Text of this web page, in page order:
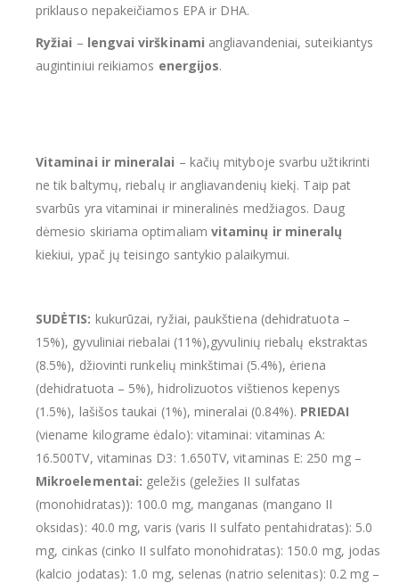
priklauso nepakeičiamos EPA ir DHA.
Ryžiai – lengvai virškinami angliavandeniai, suteikiantys
augintiniui reikiamos energijos.
Vitaminai ir mineralai – kačių mityboje svarbu užtikrinti
ne tik baltymų, riebalų ir angliavandenių kiekį. Taip pat
svarbūs yra vitaminai ir mineralinės medžiagos. Daug
dėmesio skiriama optimaliam vitaminų ir mineralų
kiekiui, ypač jų teisingo santykio palaikymui.
SUDĖTIS: kukurūzai, ryžiai, paukštiena (dehidratuota –
15%), gyvuliniai riebalai (11%),gyvulinių riebalų ekstraktas
(8.5%), džiovinti runkelių minkštimai (5.4%), ėriena
(dehidratuota – 5%), hidrolizuotos vištienos kepenys
(1.5%), lašišos taukai (1%), mineralai (0.84%). PRIEDAI
(viename kilograme ėdalo): vitaminai: vitaminas A:
16.500TV, vitaminas D3: 1.650TV, vitaminas E: 250 mg –
Mikroelementai: geležis (geležies II sulfatas
(monohidratas)): 100.0 mg, manganas (mangano II
oksidas): 40.0 mg, varis (varis II sulfato pentahidratas): 5.0
mg, cinkas (cinko II sulfato monohidratas): 150.0 mg, jodas
(kalcio jodatas): 1.0 mg, selenas (natrio selenitas): 0.2 mg –